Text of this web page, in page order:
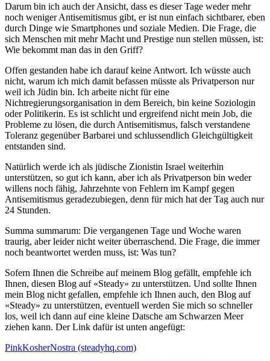
Darum bin ich auch der Ansicht, dass es dieser Tage weder mehr
noch weniger Antisemitismus gibt, er ist nun einfach sichtbarer, eben
durch Dinge wie Smartphones und soziale Medien. Die Frage, die
sich Menschen mit mehr Macht und Prestige nun stellen müssen, ist:
Wie bekommt man das in den Griff?
Offen gestanden habe ich darauf keine Antwort. Ich wüsste auch
nicht, warum ich mich damit befassen müsste als Privatperson nur
weil ich Jüdin bin. Ich arbeite nicht für eine
Nichtregierungsorganisation in dem Bereich, bin keine Soziologin
oder Politikerin. Es ist schlicht und ergreifend nicht mein Job, die
Probleme zu lösen, die durch Antisemitismus, falsch verstandene
Toleranz gegenüber Barbarei und schlussendlich Gleichgültigkeit
entstanden sind.
Natürlich werde ich als jüdische Zionistin Israel weiterhin
unterstützen, so gut ich kann, aber ich als Privatperson bin weder
willens noch fähig, Jahrzehnte von Fehlern im Kampf gegen
Antisemitismus geradezubiegen, denn für mich hat der Tag auch nur
24 Stunden.
Summa summarum: Die vergangenen Tage und Woche waren
traurig, aber leider nicht weiter überraschend. Die Frage, die immer
noch beantwortet werden muss, ist: Was tun?
Sofern Ihnen die Schreibe auf meinem Blog gefällt, empfehle ich
Ihnen, diesen Blog auf «Steady» zu unterstützen. Und sollte Ihnen
mein Blog nicht gefallen, empfehle ich Ihnen auch, den Blog auf
«Steady» zu unterstützen, eventuell werden Sie mich so schneller
los, weil ich dann auf eine kleine Datsche am Schwarzen Meer
ziehen kann. Der Link dafür ist unten angefügt:
PinkKosherNostra (steadyhq.com)